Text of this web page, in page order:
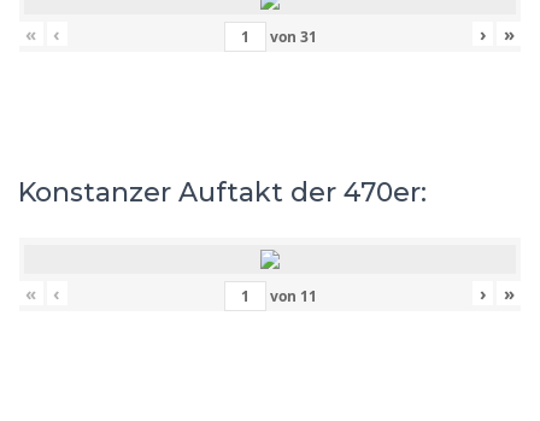
« ‹ von 31 › »
Konstanzer Auftakt der 470er:
« ‹ von 11 › »